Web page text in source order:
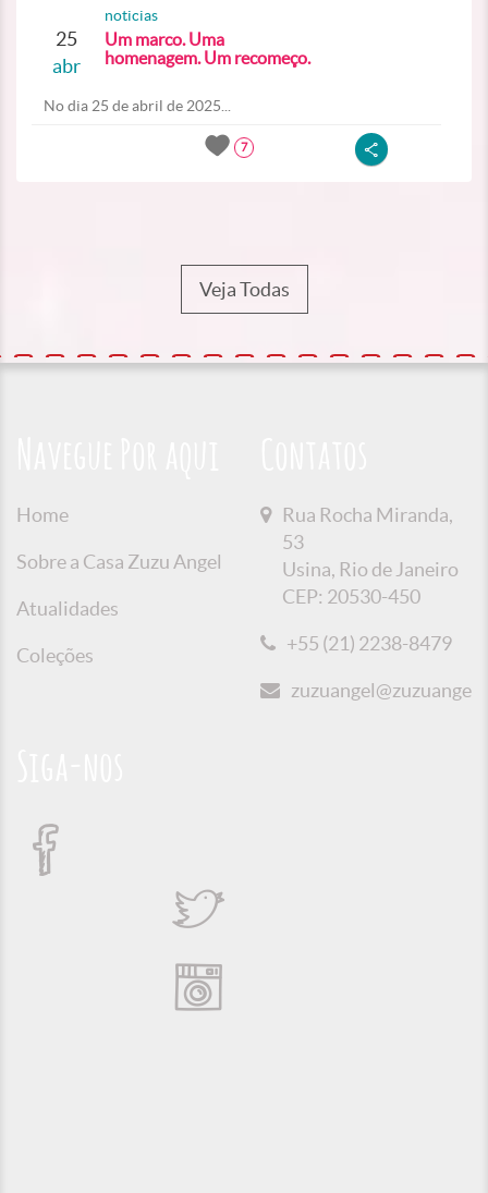
25
abr
noticias
Um marco. Uma
homenagem. Um recomeço.
No dia 25 de abril de 2025...
7
Veja Todas
Home
Sobre a Casa Zuzu Angel
Atualidades
Coleções
Rua Rocha Miranda,
53
Usina, Rio de Janeiro
CEP: 20530-450
+55 (21) 2238-8479